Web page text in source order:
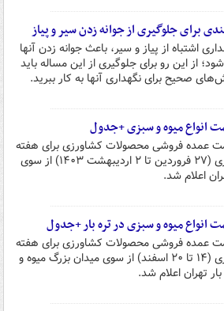
برای جلوگیری از جوانه زدن سیر و پیاز
اشتباه از پیاز و سیر، باعث جوانه زدن آنها
از این رو برای جلوگیری از این مساله باید
صحیح برای نگهداری آنها به کار ببرید.
انواع میوه و سبزی +جدول
عمده فروشی محصولات کشاورزی برای هفته
جاری (۲۷ فروردین تا ۲ اردیبهشت ۱۴۰۳) از سوی
اعلام شد.
انواع میوه و سبزی در تره بار +جدول
عمده فروشی محصولات کشاورزی برای هفته
جاری (۱۴ تا ۲۰ اسفند) از سوی میدان بزرگ میوه و
بار تهران اعلام شد.